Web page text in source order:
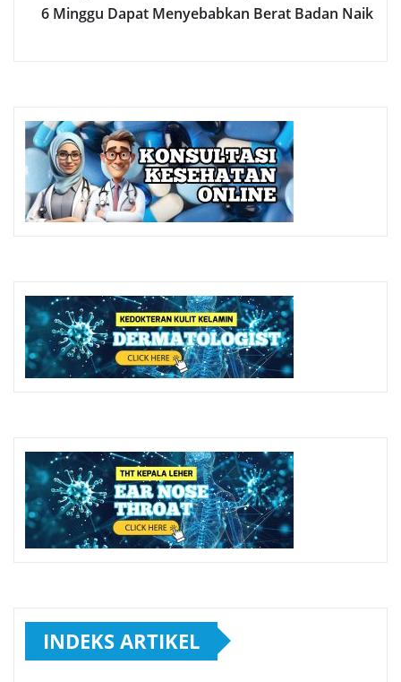
6 Minggu Dapat Menyebabkan Berat Badan Naik
INDEKS ARTIKEL